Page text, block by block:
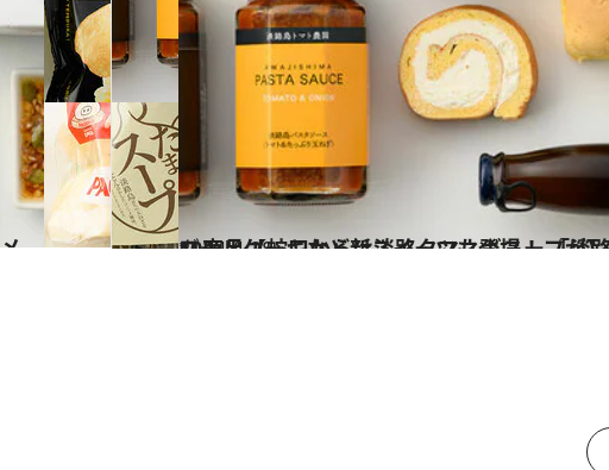
2024.4.28
ロールケーキなど新スイーツも登場！ 「淡路ハイウェイオアシス」の10商品【蛇口からは淡路タマネギスープが】
グルメ